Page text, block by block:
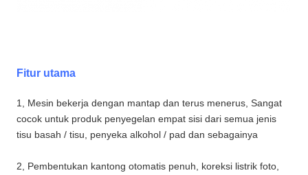
Fitur utama
1, Mesin bekerja dengan mantap dan terus menerus, Sangat
cocok untuk produk penyegelan empat sisi dari semua jenis
tisu basah / tisu, penyeka alkohol / pad dan sebagainya
2, Pembentukan kantong otomatis penuh, koreksi listrik foto,